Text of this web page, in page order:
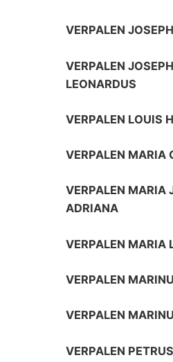
VERPALEN
VERPALEN
LEONARDUS
VERPALEN LOUIS
VERPALEN MARIA
VERPALEN MARIA
ADRIANA
VERPALEN MARIA
VERPALEN
VERPALEN
VERPALEN